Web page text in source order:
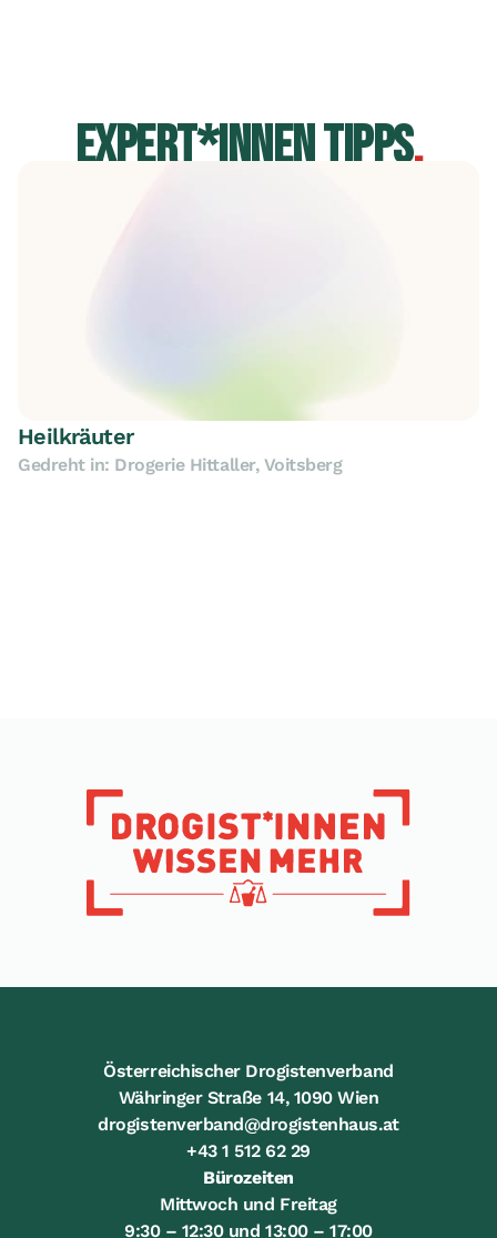
EXPERT*INNEN TIPPS.
Heilkräuter
Gedreht in: Drogerie Hittaller, Voitsberg
Österreichischer Drogistenverband
Währinger Straße 14, 1090 Wien
drogistenverband@drogistenhaus.at
+43 1 512 62 29
Bürozeiten
Mittwoch und Freitag
9:30 – 12:30 und 13:00 – 17:00